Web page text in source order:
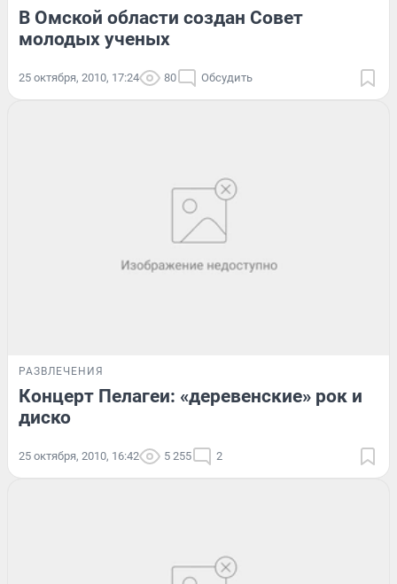
В Омской области создан Совет
молодых ученых
25 октября, 2010, 17:24 80 Обсудить
РАЗВЛЕЧЕНИЯ
Концерт Пелагеи: «деревенские» рок и
диско
25 октября, 2010, 16:42 5 255 2